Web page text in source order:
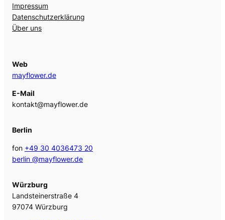
Impressum
Datenschutzerklärung
Über uns
Web
mayflower.de
E-Mail
kontakt@mayflower.de
Berlin
fon +49 30 4036473 20
berlin @mayflower.de
Würzburg
Landsteinerstraße 4
97074 Würzburg